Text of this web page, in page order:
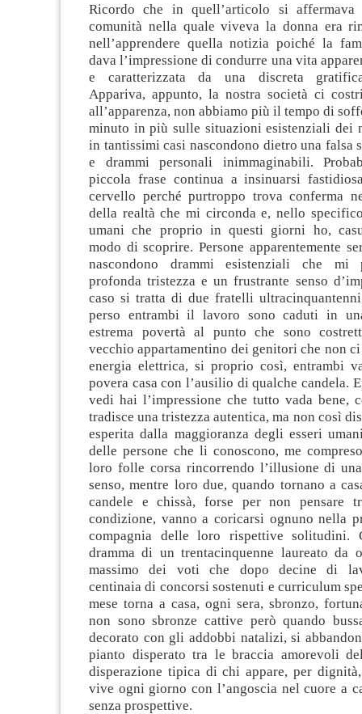
Ricordo che in quell’articolo si
comunità nella quale viveva la donna era
nell’apprendere quella notizia poiché la
dava l’impressione di condurre una vita
e caratterizzata da una discreta
Appariva, appunto, la nostra società ci
all’apparenza, non abbiamo più il tempo di
minuto in più sulle situazioni esistenziali dei
in tantissimi casi nascondono dietro una falsa
e drammi personali inimmaginabili.
piccola frase continua a insinuarsi
cervello perché purtroppo trova conferma
della realtà che mi circonda e, nello
umani che proprio in questi giorni ho,
modo di scoprire. Persone apparentemente
nascondono drammi esistenziali che mi
profonda tristezza e un frustrante senso
caso si tratta di due fratelli
perso entrambi il lavoro sono caduti in
estrema povertà al punto che sono
vecchio appartamentino dei genitori che non
energia elettrica, si proprio così, entrambi
povera casa con l’ausilio di qualche candela.
vedi hai l’impressione che tutto vada bene,
tradisce una tristezza autentica, ma non così
esperita dalla maggioranza degli esseri
delle persone che li conoscono, me
loro folle corsa rincorrendo l’illusione di
senso, mentre loro due, quando tornano a
candele e chissà, forse per non pensare
condizione, vanno a coricarsi ognuno nella
compagnia delle loro rispettive solitudini.
dramma di un trentacinquenne laureato da
massimo dei voti che dopo decine di
centinaia di concorsi sostenuti e curriculum
mese torna a casa, ogni sera, sbronzo,
non sono sbronze cattive però quando
decorato con gli addobbi natalizi, si
pianto disperato tra le braccia amorevoli
disperazione tipica di chi appare, per
vive ogni giorno con l’angoscia nel cuore a
senza prospettive.